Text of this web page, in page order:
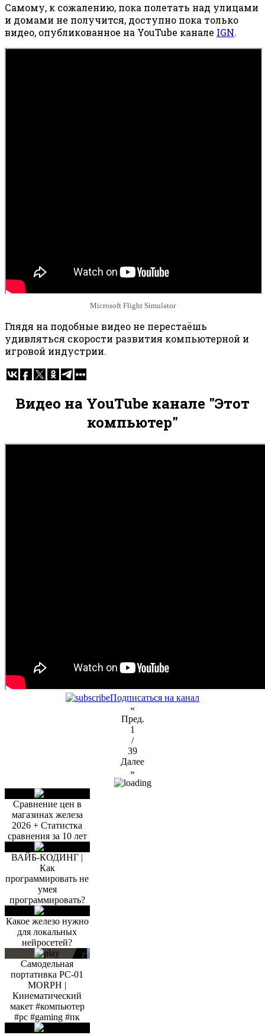
Самому, к сожалению, пока полетать над улицами
и домами не получится, доступно пока только
видео, опубликованное на YouTube канале IGN.
Microsoft Flight Simulator
Глядя на подобные видео не перестаёшь
удивляться скорости развития компьютерной и
игровой индустрии.
Видео на YouTube канале "Этот
компьютер"
Подписаться на канал
«
Пред.
1
/
39
Далее
»
Сравнение цен в
магазинах железа
2026 + Статистка
сравнения за 10 лет
ВАЙБ-КОДИНГ |
Как
программировать не
умея
программировать?
Какое железо нужно
для локальных
нейросетей?
Самодельная
портативка PC-01
MORPH |
Кинематический
макет #компьютер
#pc #gaming #пк